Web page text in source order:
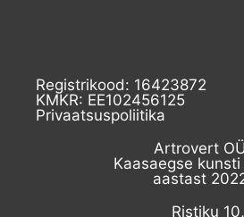
Registrikood: 16423872
KMKR: EE102456125
Privaatsuspoliitika
Artrovert OÜ
Kaasaegse kunsti
aastast
Ristiku